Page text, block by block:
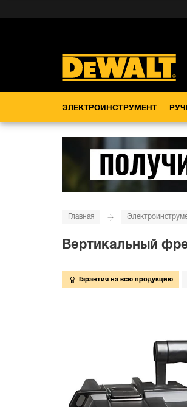
ЭЛЕКТРОИНСТРУМЕНТ
Главная
Вертикальный
Гарантия на всю продукцию